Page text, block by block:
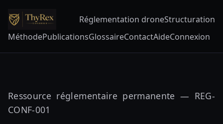
Réglementation droneStructuration
MéthodePublicationsGlossaireContactAideConnexion
Ressource réglementaire permanente — REG-
CONF-001